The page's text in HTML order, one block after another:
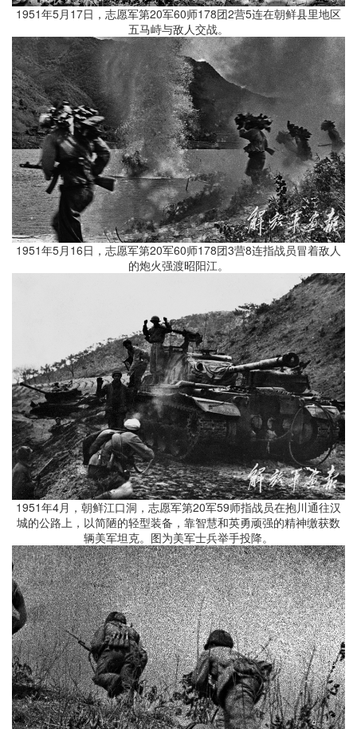
1951年5月17日，志愿军第20军60师178团2营5连在朝鲜县里地区
五马峙与敌人交战。
1951年5月16日，志愿军第20军60师178团3营8连指战员冒着敌人
的炮火强渡昭阳江。
1951年4月，朝鲜江口洞，志愿军第20军59师指战员在抱川通往汉
城的公路上，以简陋的轻型装备，靠智慧和英勇顽强的精神缴获数
辆美军坦克。图为美军士兵举手投降。